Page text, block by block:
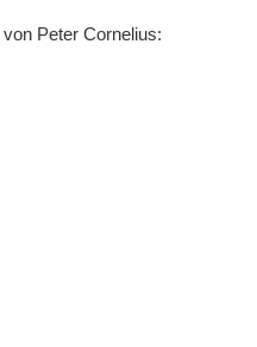
von Peter Cornelius: